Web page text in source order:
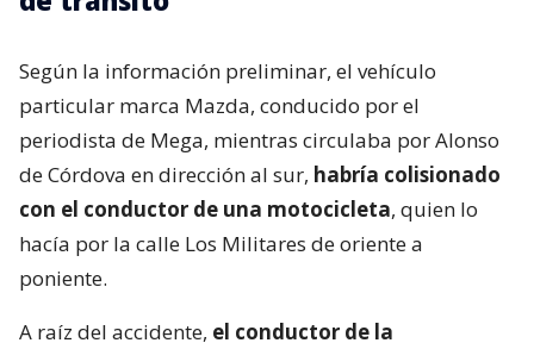
Según la información preliminar, el vehículo
particular marca Mazda, conducido por el
periodista de Mega, mientras circulaba por Alonso
de Córdova en dirección al sur, habría colisionado
con el conductor de una motocicleta, quien lo
hacía por la calle Los Militares de oriente a
poniente.
A raíz del accidente, el conductor de la